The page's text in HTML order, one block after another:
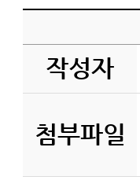
작성자
첨부파일